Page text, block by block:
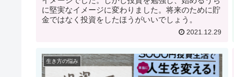
に堅実なイメージに変わりました。将来のために貯
金ではなく投資をしたほうがいいでしょう。
2021.12.29
生き方の悩み